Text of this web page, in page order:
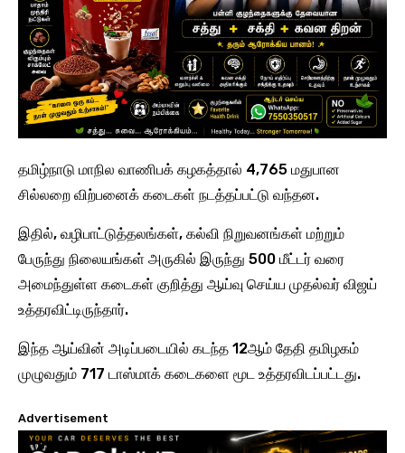
தமிழ்நாடு மாநில வாணிபக் கழகத்தால் 4,765 மதுபான
சில்லறை விற்பனைக் கடைகள் நடத்தப்பட்டு வந்தன.
இதில், வழிபாட்டுத்தலங்கள், கல்வி நிறுவனங்கள் மற்றும்
பேருந்து நிலையங்கள் அருகில் இருந்து 500 மீட்டர் வரை
அமைந்துள்ள கடைகள் குறித்து ஆய்வு செய்ய முதல்வர் விஜய்
உத்தரவிட்டிருந்தார்.
இந்த ஆய்வின் அடிப்படையில் கடந்த 12ஆம் தேதி தமிழகம்
முழுவதும் 717 டாஸ்மாக் கடைகளை மூட உத்தரவிடப்பட்டது.
Advertisement